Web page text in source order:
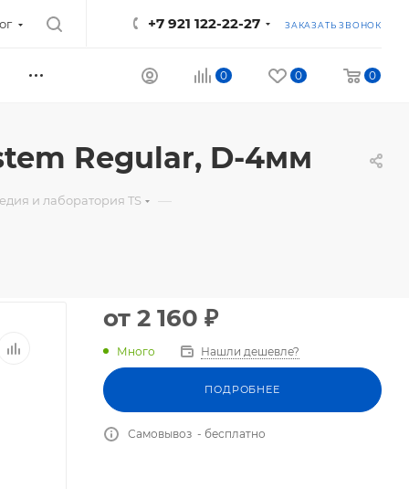
+7 921 122-22-27 ЗАКАЗАТЬ ЗВОНОК
0 0 0
Regular, D-4мм
и лаборатория TS —
от 2 160 ₽
Много Нашли дешевле?
ПОДРОБНЕЕ
Самовывоз - бесплатно